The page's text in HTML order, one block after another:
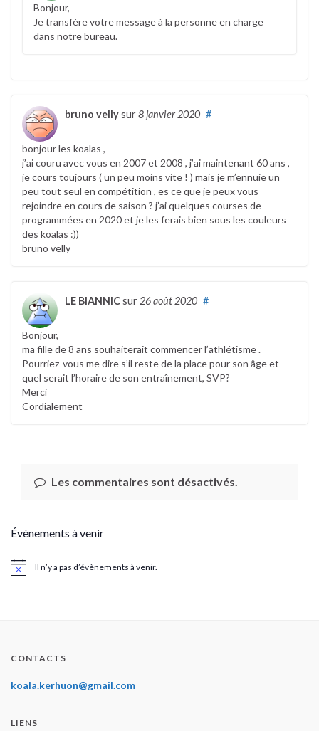
Bonjour,
Je transfère votre message à la personne en charge
dans notre bureau.
bruno vellysur 8 janvier 2020 #
bonjour les koalas ,
j’ai couru avec vous en 2007 et 2008 , j’ai maintenant 60 ans ,
je cours toujours ( un peu moins vite ! ) mais je m’ennuie un
peu tout seul en compétition , es ce que je peux vous
rejoindre en cours de saison ? j’ai quelques courses de
programmées en 2020 et je les ferais bien sous les couleurs
des koalas :))
bruno velly
LE BIANNICsur 26 août 2020 #
Bonjour,
ma fille de 8 ans souhaiterait commencer l’athlétisme .
Pourriez-vous me dire s’il reste de la place pour son âge et
quel serait l’horaire de son entraînement, SVP?
Merci
Cordialement
Les commentaires sont désactivés.
Évènements à venir
NoticeIl n’y a pas d’évènements à venir.
CONTACTS
koala.kerhuon@gmail.com
LIENS